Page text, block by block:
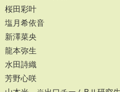
桜田彩叶
塩月希依音
新澤菜央
龍本弥生
水田詩織
芳野心咲